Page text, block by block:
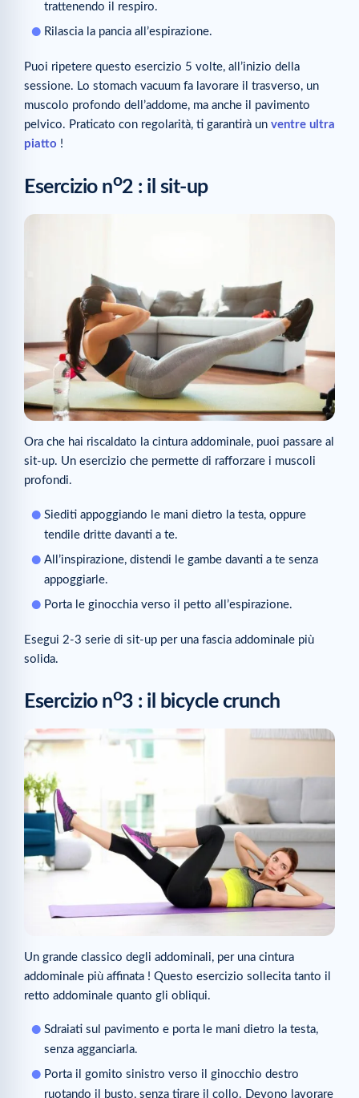
trattenendo il respiro.
Rilascia la pancia all’espirazione.
Puoi ripetere questo esercizio 5 volte, all’inizio della
sessione. Lo stomach vacuum fa lavorare il trasverso, un
muscolo profondo dell’addome, ma anche il pavimento
pelvico. Praticato con regolarità, ti garantirà un ventre ultra
piatto !
Esercizio no2 : il sit-up
Ora che hai riscaldato la cintura addominale, puoi passare al
sit-up. Un esercizio che permette di rafforzare i muscoli
profondi.
Siediti appoggiando le mani dietro la testa, oppure
tendile dritte davanti a te.
All’inspirazione, distendi le gambe davanti a te senza
appoggiarle.
Porta le ginocchia verso il petto all’espirazione.
Esegui 2-3 serie di sit-up per una fascia addominale più
solida.
Esercizio no3 : il bicycle crunch
Un grande classico degli addominali, per una cintura
addominale più affinata ! Questo esercizio sollecita tanto il
retto addominale quanto gli obliqui.
Sdraiati sul pavimento e porta le mani dietro la testa,
senza agganciarla.
Porta il gomito sinistro verso il ginocchio destro
ruotando il busto, senza tirare il collo. Devono lavorare